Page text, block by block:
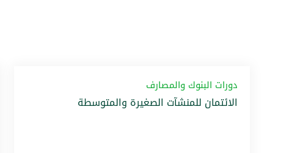
دورات البنوك والمصارف
الائتمان للمنشآت الصغيرة والمتوسطة